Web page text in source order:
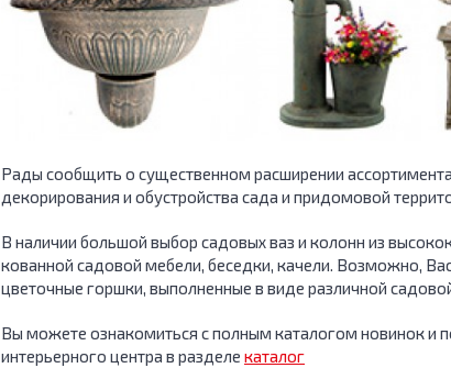
Рады сообщить о существенном расширении
декорирования и обустройства сада и придомовой
В наличии большой выбор садовых ваз и колонн из
кованной садовой мебели, беседки, качели. Возможно,
цветочные горшки, выполненные в виде различной
Вы можете ознакомиться с полным каталогом новинок и
интерьерного центра в разделе каталог